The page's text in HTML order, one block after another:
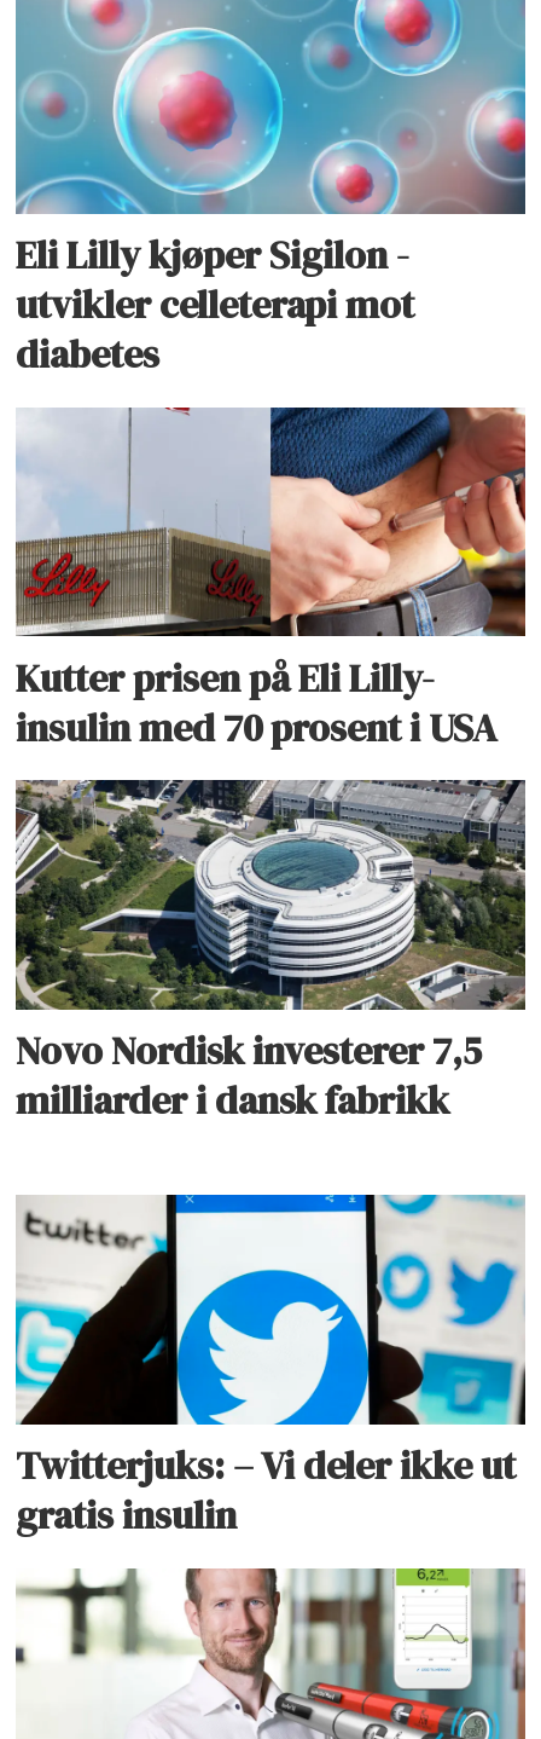
Eli Lilly kjøper Sigilon -
utvikler celleterapi mot
diabetes
Kutter prisen på Eli Lilly-
insulin med 70 prosent i USA
Novo Nordisk investerer 7,5
milliarder i dansk fabrikk
Twitterjuks: – Vi deler ikke ut
gratis insulin